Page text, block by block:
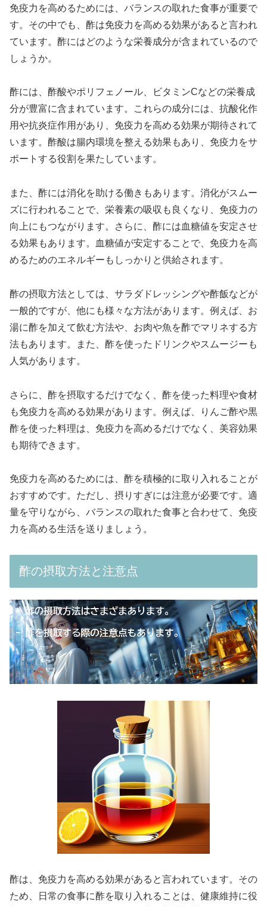
免疫力を高めるためには、バランスの取れた食事が重要で
す。その中でも、酢は免疫力を高める効果があると言われ
ています。酢にはどのような栄養成分が含まれているので
しょうか。
酢には、酢酸やポリフェノール、ビタミンCなどの栄養成
分が豊富に含まれています。これらの成分には、抗酸化作
用や抗炎症作用があり、免疫力を高める効果が期待されて
います。酢酸は腸内環境を整える効果もあり、免疫力をサ
ポートする役割を果たしています。
また、酢には消化を助ける働きもあります。消化がスムー
ズに行われることで、栄養素の吸収も良くなり、免疫力の
向上にもつながります。さらに、酢には血糖値を安定させ
る効果もあります。血糖値が安定することで、免疫力を高
めるためのエネルギーもしっかりと供給されます。
酢の摂取方法としては、サラダドレッシングや酢飯などが
一般的ですが、他にも様々な方法があります。例えば、お
湯に酢を加えて飲む方法や、お肉や魚を酢でマリネする方
法もあります。また、酢を使ったドリンクやスムージーも
人気があります。
さらに、酢を摂取するだけでなく、酢を使った料理や食材
も免疫力を高める効果があります。例えば、りんご酢や黒
酢を使った料理は、免疫力を高めるだけでなく、美容効果
も期待できます。
免疫力を高めるためには、酢を積極的に取り入れることが
おすすめです。ただし、摂りすぎには注意が必要です。適
量を守りながら、バランスの取れた食事と合わせて、免疫
力を高める生活を送りましょう。
酢の摂取方法と注意点
酢は、免疫力を高める効果があると言われています。その
ため、日常の食事に酢を取り入れることは、健康維持に役